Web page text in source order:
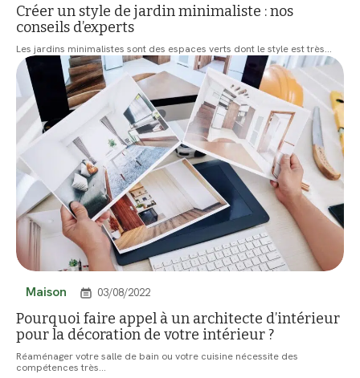
Créer un style de jardin minimaliste : nos
conseils d’experts
Les jardins minimalistes sont des espaces verts dont le style est très…
Maison 03/08/2022
Pourquoi faire appel à un architecte d’intérieur
pour la décoration de votre intérieur ?
Réaménager votre salle de bain ou votre cuisine nécessite des
compétences très…